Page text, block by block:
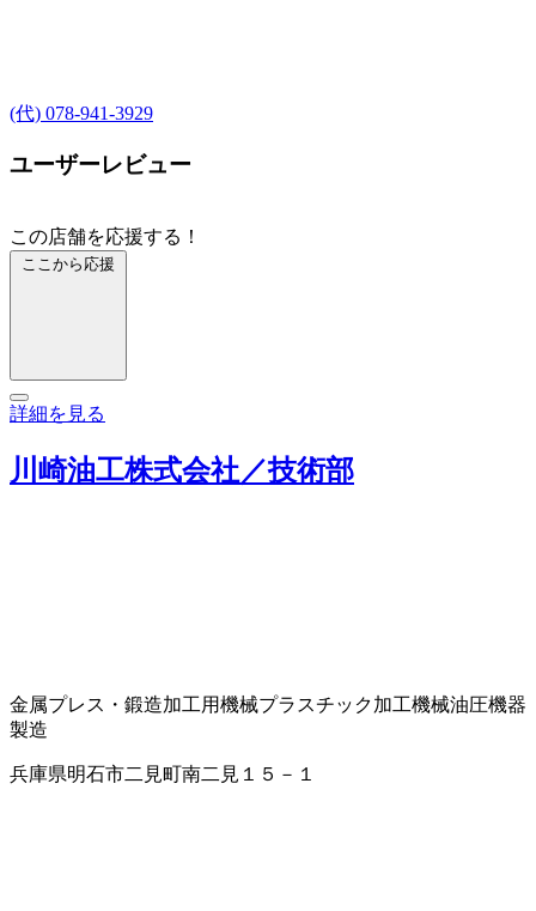
(代) 078-941-3929
ユーザーレビュー
この店舗を応援する！
ここから応援
詳細を見る
川崎油工株式会社／技術部
金属プレス・鍛造加工用機械プラスチック加工機械油圧機器
製造
兵庫県明石市二見町南二見１５－１